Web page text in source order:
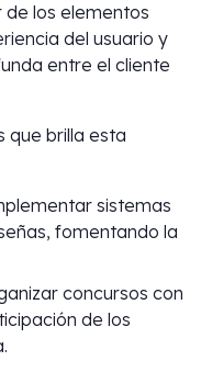
los elementos
del usuario y
entre el cliente
que brilla esta
sistemas
fomentando la
concursos con
de los